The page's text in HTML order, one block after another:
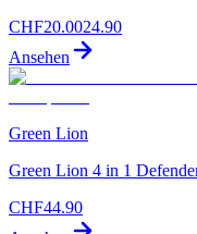
CHF20.0024.90
Ansehen
Green Lion
Green Lion 4 in 1
CHF44.90